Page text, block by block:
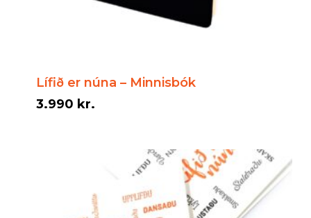
Lífið er núna – Minnisbók
3.990 kr.